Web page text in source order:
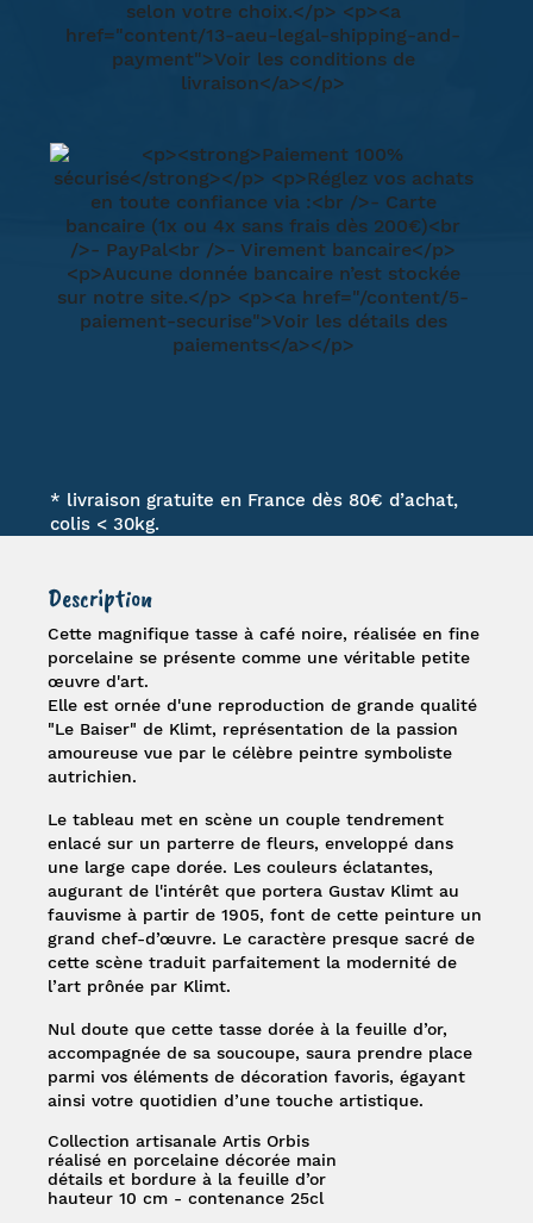
* livraison gratuite en France dès 80€ d’achat,
colis < 30kg.
Description
Cette magnifiquetasse à café noire, réalisée en fine
porcelaine se présente comme une véritable petite
œuvre d'art.
Elle est ornée d'une reproduction de grande qualité
"Le Baiser" de Klimt, représentation de la passion
amoureuse vue par le célèbre peintre symboliste
autrichien.
Le tableau met en scène un couple tendrement
enlacé sur un parterre de fleurs, enveloppé dans
une large cape dorée. Les couleurs éclatantes,
augurant de l'intérêt que portera Gustav Klimt au
fauvisme à partir de 1905, font de cette peinture un
grand chef-d’œuvre. Le caractère presque sacré de
cette scène traduit parfaitement la modernité de
l’art prônée par Klimt.
Nul doute que cette tasse dorée à la feuille d’or,
accompagnée de sa soucoupe, saura prendre place
parmi vos éléments de décoration favoris, égayant
ainsi votre quotidien d’une touche artistique.
Collection artisanale Artis Orbis
réalisé en porcelaine décorée main
détails et bordure à la feuille d’or
hauteur 10 cm - contenance 25cl